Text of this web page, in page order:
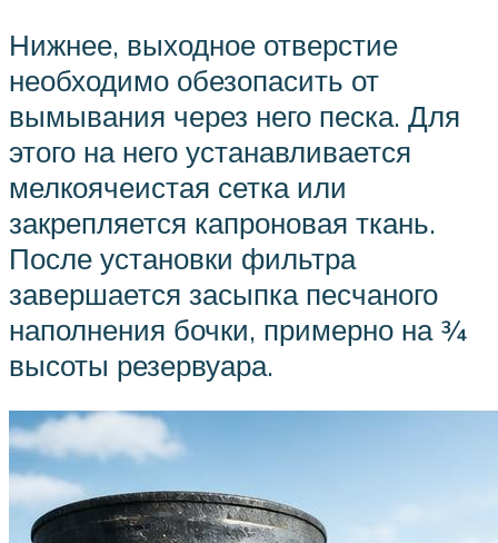
Нижнее, выходное отверстие
необходимо обезопасить от
вымывания через него песка. Для
этого на него устанавливается
мелкоячеистая сетка или
закрепляется капроновая ткань.
После установки фильтра
завершается засыпка песчаного
наполнения бочки, примерно на ¾
высоты резервуара.